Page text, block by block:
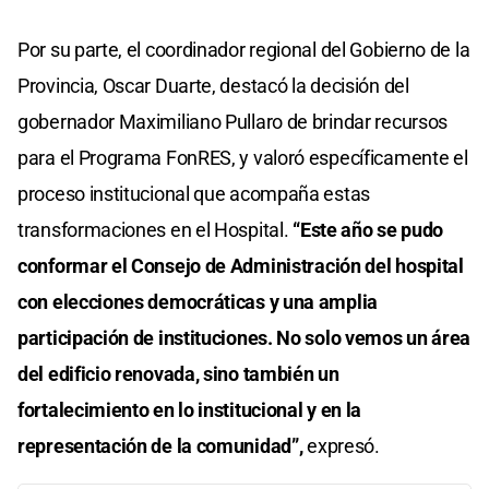
Por su parte, el coordinador regional del Gobierno de la
Provincia, Oscar Duarte, destacó la decisión del
gobernador Maximiliano Pullaro de brindar recursos
para el Programa FonRES, y valoró específicamente el
proceso institucional que acompaña estas
transformaciones en el Hospital. “Este año se pudo
conformar el Consejo de Administración del hospital
con elecciones democráticas y una amplia
participación de instituciones. No solo vemos un área
del edificio renovada, sino también un
fortalecimiento en lo institucional y en la
representación de la comunidad”,expresó.